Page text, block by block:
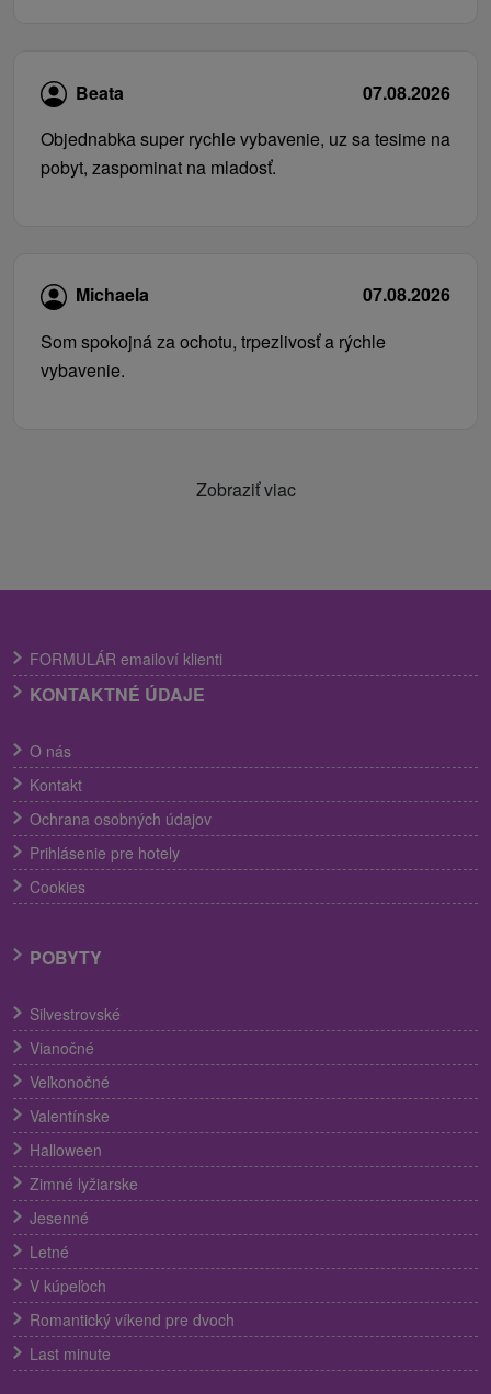
Beata
07.08.2026
Objednabka super rychle vybavenie, uz sa tesime na
pobyt, zaspominat na mladosť.
Michaela
07.08.2026
Som spokojná za ochotu, trpezlivosť a rýchle
vybavenie.
Zobraziť viac
FORMULÁR emailoví klienti
KONTAKTNÉ ÚDAJE
O nás
Kontakt
Ochrana osobných údajov
Prihlásenie pre hotely
Cookies
POBYTY
Silvestrovské
Vianočné
Veľkonočné
Valentínske
Halloween
Zimné lyžiarske
Jesenné
Letné
V kúpeľoch
Romantický víkend pre dvoch
Last minute